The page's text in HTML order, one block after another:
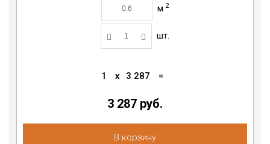
м 2
шт.
1 x 3 287 =
3 287 руб.
В корзину